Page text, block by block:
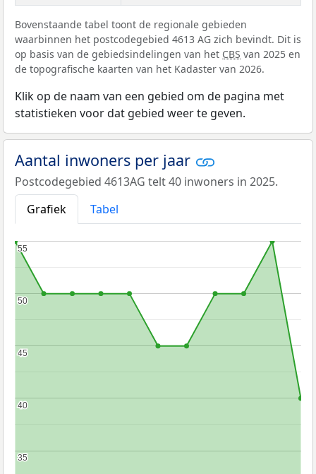
Bovenstaande tabel toont de regionale gebieden
waarbinnen het postcodegebied 4613 AG zich bevindt. Dit is
op basis van de gebiedsindelingen van het CBS van 2025 en
de topografische kaarten van het Kadaster van 2026.
Klik op de naam van een gebied om de pagina met
statistieken voor dat gebied weer te geven.
Aantal inwoners per jaar
Postcodegebied 4613AG telt 40 inwoners in 2025.
Grafiek
Tabel
35
35
40
40
45
45
50
50
55
55